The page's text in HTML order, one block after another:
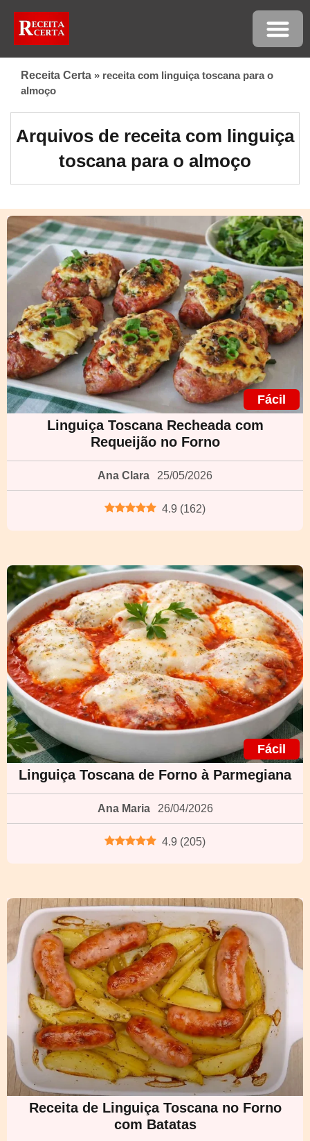
Receita Certa » receita com linguiça toscana para o
almoço
Arquivos de receita com linguiça
toscana para o almoço
Fácil
Linguiça Toscana Recheada com
Requeijão no Forno
Ana Clara 25/05/2026
4.9 (162)
Fácil
Linguiça Toscana de Forno à Parmegiana
Ana Maria 26/04/2026
4.9 (205)
Receita de Linguiça Toscana no Forno
com Batatas